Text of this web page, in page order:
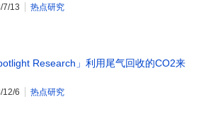
7/13 热点研究
Research」利用尾气回收的CO2来
12/6 热点研究